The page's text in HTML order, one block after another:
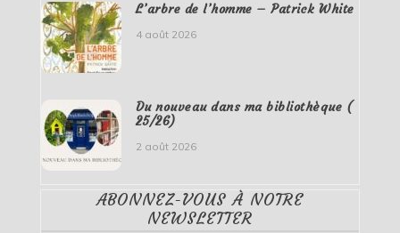
L’arbre de l’homme – Patrick White
4 août 2026
Du nouveau dans ma bibliothèque (
25/26)
2 août 2026
ABONNEZ-VOUS À NOTRE
NEWSLETTER